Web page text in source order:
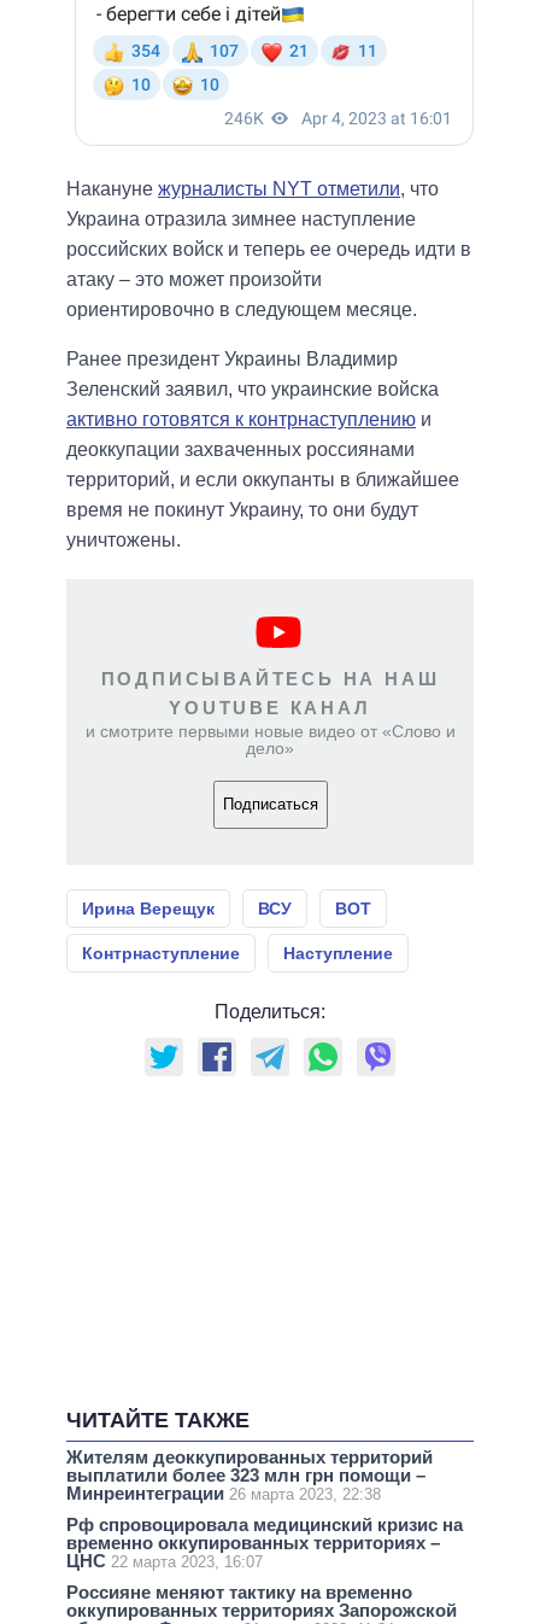
Накануне журналисты NYT отметили, что
Украина отразила зимнее наступление
российских войск и теперь ее очередь идти в
атаку – это может произойти
ориентировочно в следующем месяце.
Ранее президент Украины Владимир
Зеленский заявил, что украинские войска
активно готовятся к контрнаступлению и
деоккупации захваченных россиянами
территорий, и если оккупанты в ближайшее
время не покинут Украину, то они будут
уничтожены.
ПОДПИСЫВАЙТЕСЬ НА НАШ
YOUTUBE КАНАЛ
и смотрите первыми новые видео от «Слово и
дело»
Подписаться
Ирина Верещук ВСУ ВОТ
Контрнаступление Наступление
Поделиться:
ЧИТАЙТЕ ТАКЖЕ
Жителям деоккупированных территорий
выплатили более 323 млн грн помощи –
Минреинтеграции 26 марта 2023, 22:38
Рф спровоцировала медицинский кризис на
временно оккупированных территориях –
ЦНС 22 марта 2023, 16:07
Россияне меняют тактику на временно
оккупированных территориях Запорожской